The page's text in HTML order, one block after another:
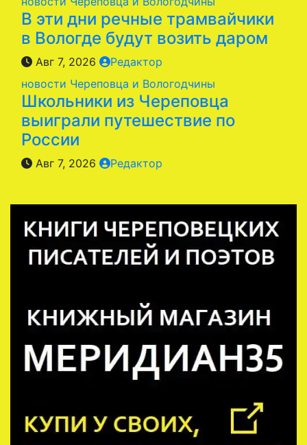
В эти дни речные трамвайчики
в Вологде будут возить даром
Авг 7, 2026
Редактор
новости Череповца и Вологодчины
Школьники из Череповца
выиграли путешествие по
России
Авг 7, 2026 Редактор